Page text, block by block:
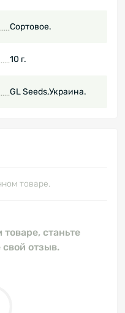
Сортовое.
10 г.
GL Seeds,Украина.
товаре.
станьте
свой отзыв.